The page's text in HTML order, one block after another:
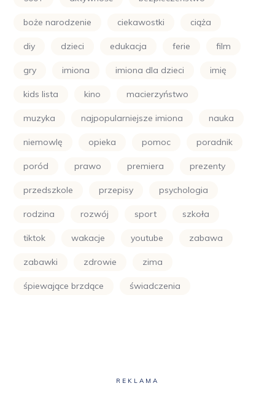
boże narodzenie ciekawostki ciąża
diy dzieci edukacja ferie film
gry imiona imiona dla dzieci imię
kids lista kino macierzyństwo
muzyka najpopularniejsze imiona nauka
niemowlę opieka pomoc poradnik
poród prawo premiera prezenty
przedszkole przepisy psychologia
rodzina rozwój sport szkoła
tiktok wakacje youtube zabawa
zabawki zdrowie zima
śpiewające brzdące świadczenia
REKLAMA